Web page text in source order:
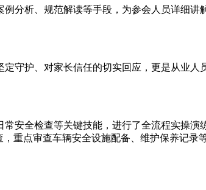
析、规范解读等手段，为参会人员详细讲
护、对家长信任的切实回应，更是从业人
全检查等关键技能，进行了全流程实操演
重点审查车辆安全设施配备、维护保养记录